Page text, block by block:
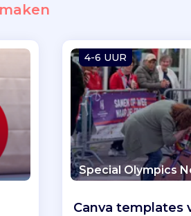
4-6 UUR
Special Olympics
Canva templates